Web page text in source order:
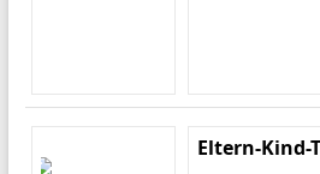
Eltern-Kind-